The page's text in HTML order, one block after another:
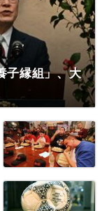
子縁組」、大